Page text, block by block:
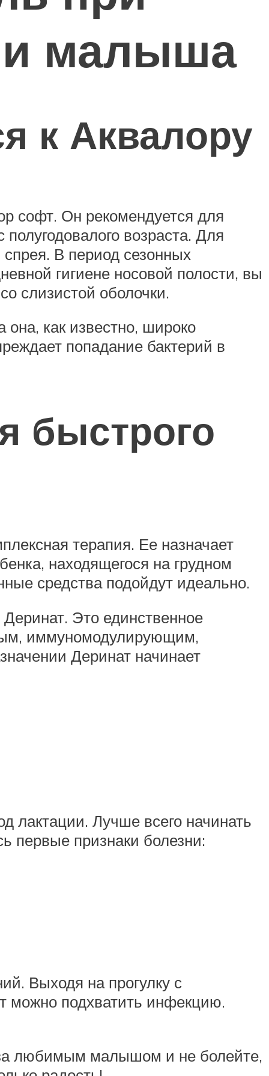
малыша
к Аквалору
софт. Он рекомендуется для
возраста. Для
В период сезонных
гигиене носовой полости, вы
слизистой оболочки.
как известно, широко
попадание бактерий в
быстрого
терапия. Ее назначает
находящегося на грудном
средства подойдут идеально.
Это единственное
иммуномодулирующим,
Деринат начинает
лактации. Лучше всего начинать
первые признаки болезни:
Выходя на прогулку с
можно подхватить инфекцию.
любимым малышом и не болейте,